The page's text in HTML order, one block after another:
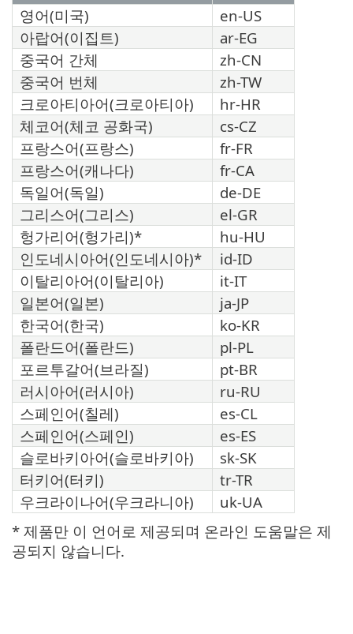
영어(미국)
en-US
아랍어(이집트)
ar-EG
중국어 간체
zh-CN
중국어 번체
zh-TW
크로아티아어(크로아티아)
hr-HR
체코어(체코 공화국)
cs-CZ
프랑스어(프랑스)
fr-FR
프랑스어(캐나다)
fr-CA
독일어(독일)
de-DE
그리스어(그리스)
el-GR
헝가리어(헝가리)*
hu-HU
인도네시아어(인도네시아)*
id-ID
이탈리아어(이탈리아)
it-IT
일본어(일본)
ja-JP
한국어(한국)
ko-KR
폴란드어(폴란드)
pl-PL
포르투갈어(브라질)
pt-BR
러시아어(러시아)
ru-RU
스페인어(칠레)
es-CL
스페인어(스페인)
es-ES
슬로바키아어(슬로바키아)
sk-SK
터키어(터키)
tr-TR
우크라이나어(우크라니아)
uk-UA
* 제품만 이 언어로 제공되며 온라인 도움말은 제
공되지 않습니다.